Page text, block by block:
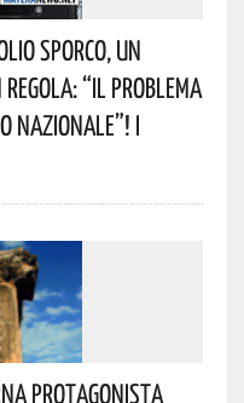
Sporco, Un
Regola: “il Problema
Nazionale”! I
Protagonista